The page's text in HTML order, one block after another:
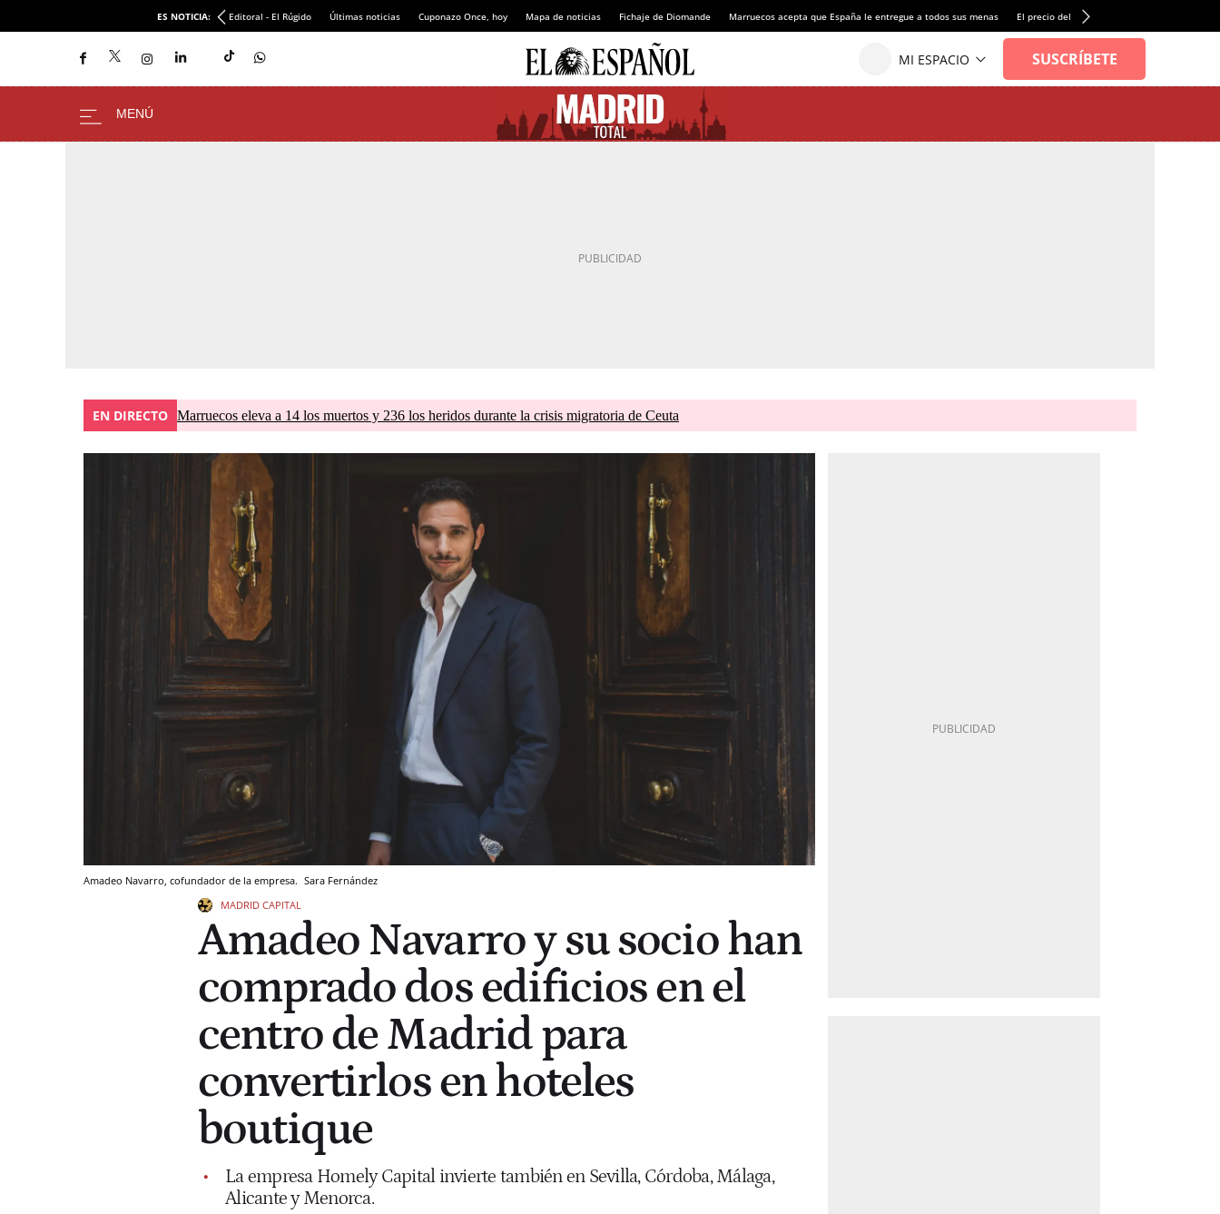
ES NOTICIA: Editoral - El Rúgido Últimas noticias Cuponazo Once, hoy Mapa de noticias Fichaje de Diomande Marruecos acepta que España le entregue a todos sus menas El precio del alquiler de vivienda baja por
EN DIRECTO Marruecos eleva a 14 los muertos y 236 los heridos durante la crisis migratoria de Ceuta
Amadeo Navarro, cofundador de la empresa. Sara Fernández
MADRID CAPITAL
Amadeo Navarro y su socio han
comprado dos edificios en el
centro de Madrid para
convertirlos en hoteles
boutique
La empresa Homely Capital invierte también en Sevilla, Córdoba, Málaga,
Alicante y Menorca.